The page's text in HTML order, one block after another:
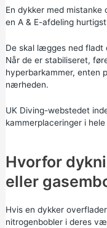
En dykker med
en A & E-afdeling
De skal lægges ned fladt
Når de er stabiliseret,
hyperbarkammer, enten
nærheden.
UK Diving-webstedet
kammerplaceringer i
Hvorfor
eller
Hvis en dykker
nitrogenbobler i deres